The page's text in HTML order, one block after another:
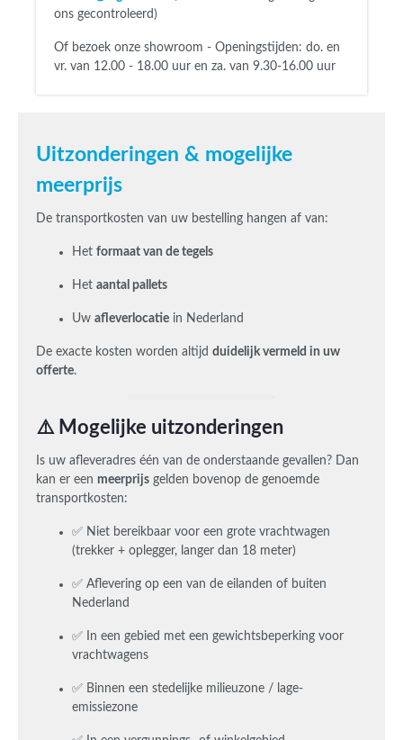
ons gecontroleerd)
Of bezoek onze showroom - Openingstijden: do. en
vr. van 12.00 - 18.00 uur en za. van 9.30-16.00 uur
Uitzonderingen & mogelijke
meerprijs
De transportkosten van uw bestelling hangen af van:
Het formaat van de tegels
Het aantal pallets
Uw afleverlocatie in Nederland
De exacte kosten worden altijd duidelijk vermeld in uw
offerte.
⚠️ Mogelijke uitzonderingen
Is uw afleveradres één van de onderstaande gevallen? Dan
kan er een meerprijs gelden bovenop de genoemde
transportkosten:
✅ Niet bereikbaar voor een grote vrachtwagen
(trekker + oplegger, langer dan 18 meter)
✅ Aflevering op een van de eilanden of buiten
Nederland
✅ In een gebied met een gewichtsbeperking voor
vrachtwagens
✅ Binnen een stedelijke milieuzone / lage-
emissiezone